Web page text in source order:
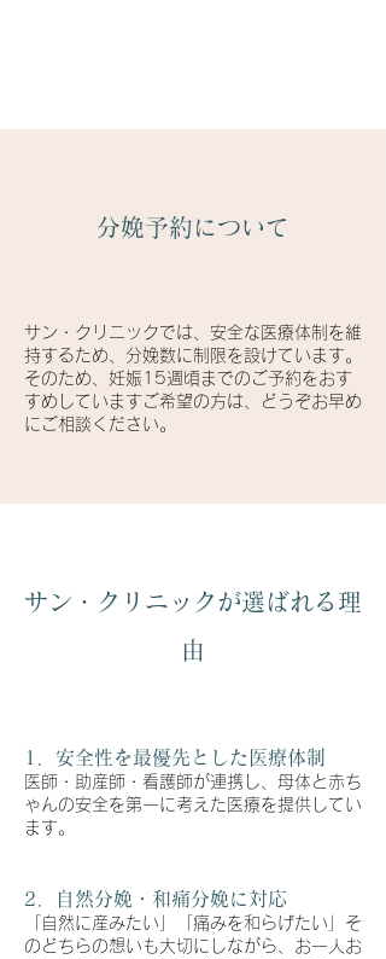
分娩予約について
サン・クリニックでは、安全な医療体制を維
持するため、分娩数に制限を設けています。
そのため、妊娠15週頃までのご予約をおす
すめしていますご希望の方は、どうぞお早め
にご相談ください。
サン・クリニックが選ばれる理
由
1．安全性を最優先とした医療体制
医師・助産師・看護師が連携し、母体と赤ち
ゃんの安全を第一に考えた医療を提供してい
ます。
2．自然分娩・和痛分娩に対応
「自然に産みたい」「痛みを和らげたい」そ
のどちらの想いも大切にしながら、お一人お